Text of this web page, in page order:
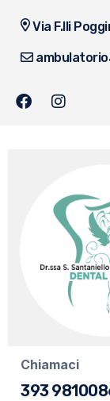
Via F.lli
Chiamaci
393